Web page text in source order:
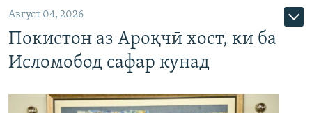
Август 04, 2026
Покистон аз Ароқчӣ хост, ки ба
Исломобод сафар кунад